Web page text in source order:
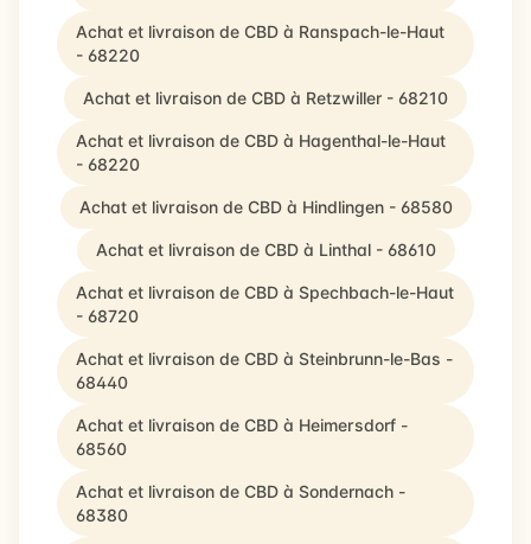
Achat et livraison de CBD à Ranspach-le-Haut
- 68220
Achat et livraison de CBD à Retzwiller - 68210
Achat et livraison de CBD à Hagenthal-le-Haut
- 68220
Achat et livraison de CBD à Hindlingen - 68580
Achat et livraison de CBD à Linthal - 68610
Achat et livraison de CBD à Spechbach-le-Haut
- 68720
Achat et livraison de CBD à Steinbrunn-le-Bas -
68440
Achat et livraison de CBD à Heimersdorf -
68560
Achat et livraison de CBD à Sondernach -
68380